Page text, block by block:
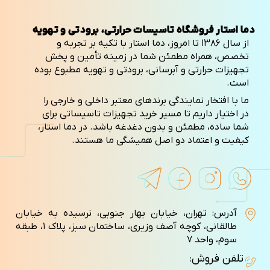
دما استار فروشگاه تاسیسات حرارتی، برودتی و تهویه
از سال ۱۳۸۶ تا امروز، دما استار با تکیه بر تجربه و
تخصص، همراه مطمئن شما در زمینه تأمین و پخش
تجهیزات حرارتی و آبرسانی، برودتی و تهویه مطبوع بوده
است.
ما با افتخار نمایندگی برندهای معتبر داخلی و خارجی را
در اختیار داریم تا مسیر خرید تجهیزات تاسیساتی برای
شما ساده، مطمئن و بدون دغدغه باشد. در دما استار،
کیفیت و اعتماد دو اصل همیشگی ما هستند.
آدرس: تهران، خیابان بهار جنوبی، نرسیده به خیابان
طالقانی، کوچه آصف وزيری، ساختمان سبز، پلاک ۱، طبقه
سوم، واحد ۷
تلفن فروش: